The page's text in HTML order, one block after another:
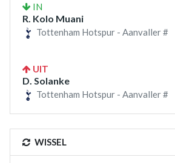
IN
R. Kolo Muani
Tottenham Hotspur - Aanvaller #
UIT
D. Solanke
Tottenham Hotspur - Aanvaller #
WISSEL